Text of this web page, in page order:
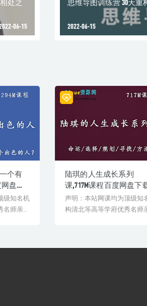
处之
06-15
思维导图训练营 30天
2022-06-15
个有
盘资
级知名机
师亲授
陆琪的人生成长系列
课,717M课程百度网盘下
如何掌握命运/选择人生
划未来/寻找机会/突破自
声明：本站网课均为顶级知
构清北等高等学府优秀名师